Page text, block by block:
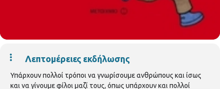
Λεπτομέρειες εκδήλωσης
Υπάρχουν πολλοί τρόποι να γνωρίσουμε ανθρώπους και ίσως
και να γίνουμε φίλοι μαζί τους, όπως υπάρχουν και πολλοί